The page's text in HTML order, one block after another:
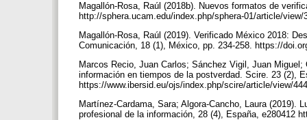
Magallón-Rosa, Raúl (2018b). Nuevos formatos de
http://sphera.ucam.edu/index.php/sphera-01/article/
Magallón-Rosa, Raúl (2019). Verificado México 2018:
Comunicación, 18 (1), México, pp. 234-258. https://
Marcos Recio, Juan Carlos; Sánchez Vigil, Juan
información en tiempos de la postverdad. Scire. 23 (2),
https://www.ibersid.eu/ojs/index.php/scire/article/view/
Martínez-Cardama, Sara; Algora-Cancho, Laura (2019).
profesional de la información, 28 (4), España, e280412